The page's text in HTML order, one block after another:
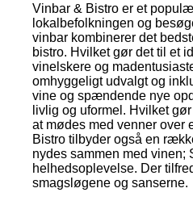
Vinbar & Bistro er et
lokalbefolkningen og
vinbar kombinerer det
bistro. Hvilket gør det til et
vinelskere og
omhyggeligt udvalgt og
vine og spændende nye
livlig og uformel. Hvilket
at mødes med venner over
Bistro tilbyder også en
nydes sammen med vinen;
helhedsoplevelse. Der
smagsløgene og sanserne.